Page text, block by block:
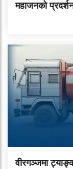
महाजनको
वीरगञ्जमा